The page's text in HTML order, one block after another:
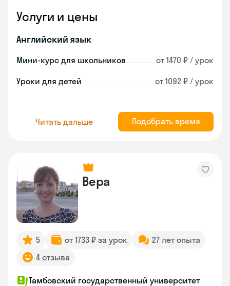
Услуги и цены
Английский язык
Мини-курс для школьников от 1470 ₽ / урок
Уроки для детей от 1092 ₽ / урок
Читать дальше Подобрать время
Вера
5 от 1733 ₽ за урок
27 лет опыта
4 отзыва
Тамбовский государственный университет